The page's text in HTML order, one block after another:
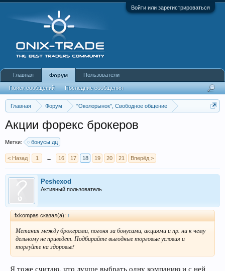
Войти или зарегистрироваться
Главная Форум
"Околорынок", Свободное общение
Акции форекс брокеров
Метки: бонусы дц
< Назад 1 ← 16 17 18 19 20 21 Вперёд >
Peshexod
Активный пользователь
fxkompas сказал(а): ↑
Метания между брокерами, погоня за бонусами, акциями и пр. ни к чему
дельному не приведет. Подбирайте выгодные торговые условия и
торгуйте на здоровье!
Я тоже считаю, что лучше выбрать одну компанию и с ней
Главная Форум
Поиск сообщений Последние сообщения
Пользователи